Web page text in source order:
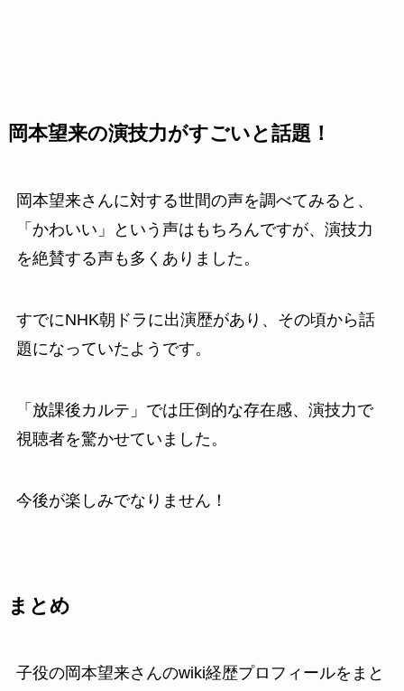
岡本望来の演技力がすごいと話題！
岡本望来さんに対する世間の声を調べてみると、
「かわいい」という声はもちろんですが、演技力
を絶賛する声も多くありました。
すでにNHK朝ドラに出演歴があり、その頃から話
題になっていたようです。
「放課後カルテ」では圧倒的な存在感、演技力で
視聴者を驚かせていました。
今後が楽しみでなりません！
まとめ
子役の岡本望来さんのwiki経歴プロフィールをまと